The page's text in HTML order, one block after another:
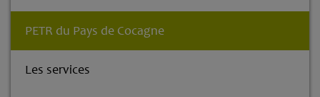
PETR du Pays de Cocagne
Les services